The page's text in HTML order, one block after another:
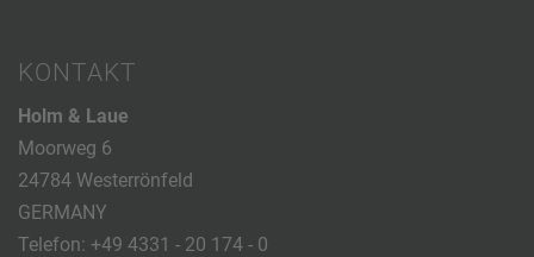
KONTAKT
Holm & Laue
Moorweg 6
24784 Westerrönfeld
GERMANY
Telefon: +49 4331 - 20 174 - 0